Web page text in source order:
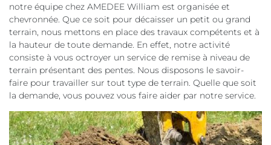
notre équipe chez AMEDEE William est organisée et
chevronnée. Que ce soit pour décaisser un petit ou grand
terrain, nous mettons en place des travaux compétents et à
la hauteur de toute demande. En effet, notre activité
consiste à vous octroyer un service de remise à niveau de
terrain présentant des pentes. Nous disposons le savoir-
faire pour travailler sur tout type de terrain. Quelle que soit
la demande, vous pouvez vous faire aider par notre service.